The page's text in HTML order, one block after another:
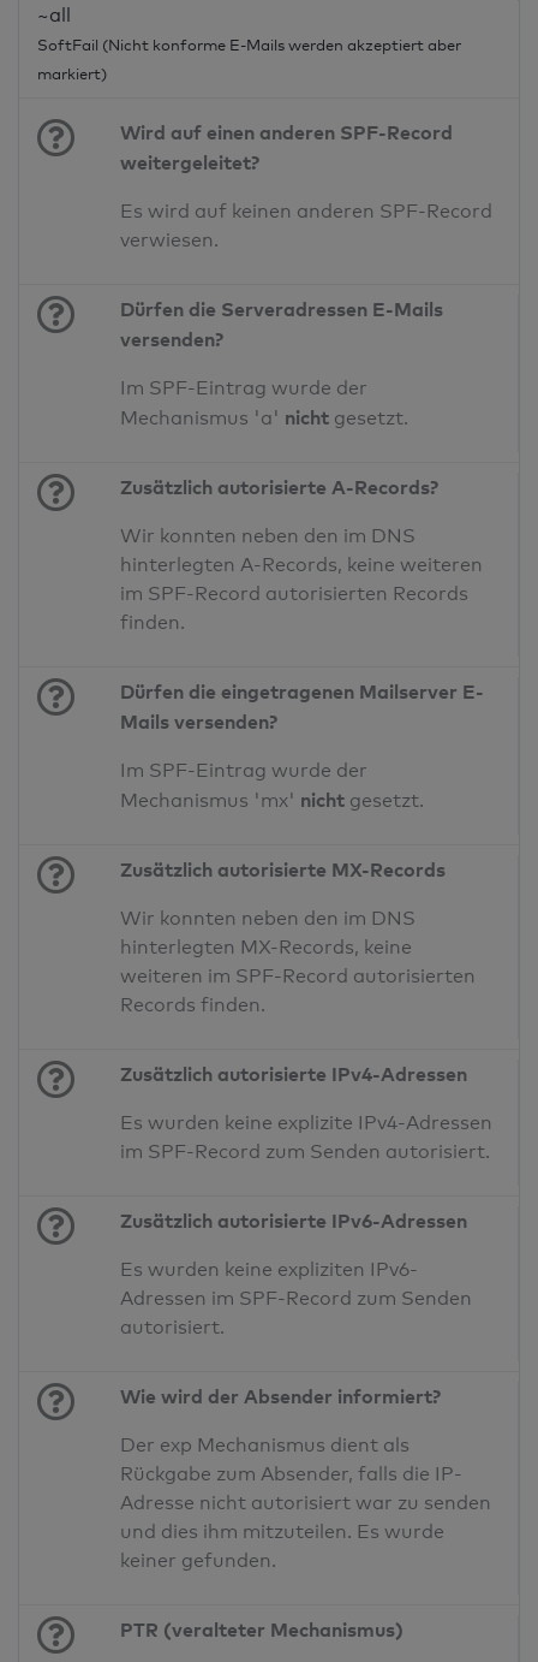
~all
SoftFail (Nicht konforme E-Mails werden akzeptiert aber
markiert)
Wird auf einen anderen SPF-Record
weitergeleitet?
Es wird auf keinen anderen SPF-Record
verwiesen.
Dürfen die Serveradressen E-Mails
versenden?
Im SPF-Eintrag wurde der
Mechanismus 'a' nicht gesetzt.
Zusätzlich autorisierte A-Records?
Wir konnten neben den im DNS
hinterlegten A-Records, keine weiteren
im SPF-Record autorisierten Records
finden.
Dürfen die eingetragenen Mailserver E-
Mails versenden?
Im SPF-Eintrag wurde der
Mechanismus 'mx' nicht gesetzt.
Zusätzlich autorisierte MX-Records
Wir konnten neben den im DNS
hinterlegten MX-Records, keine
weiteren im SPF-Record autorisierten
Records finden.
Zusätzlich autorisierte IPv4-Adressen
Es wurden keine explizite IPv4-Adressen
im SPF-Record zum Senden autorisiert.
Zusätzlich autorisierte IPv6-Adressen
Es wurden keine expliziten IPv6-
Adressen im SPF-Record zum Senden
autorisiert.
Wie wird der Absender informiert?
Der exp Mechanismus dient als
Rückgabe zum Absender, falls die IP-
Adresse nicht autorisiert war zu senden
und dies ihm mitzuteilen. Es wurde
keiner gefunden.
PTR (veralteter Mechanismus)